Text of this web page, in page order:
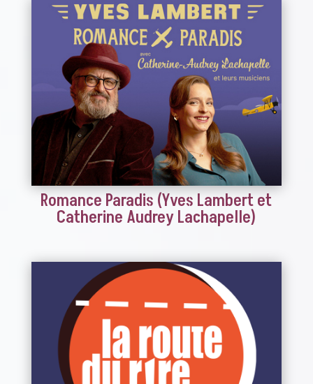
Romance Paradis (Yves Lambert et
Catherine Audrey Lachapelle)